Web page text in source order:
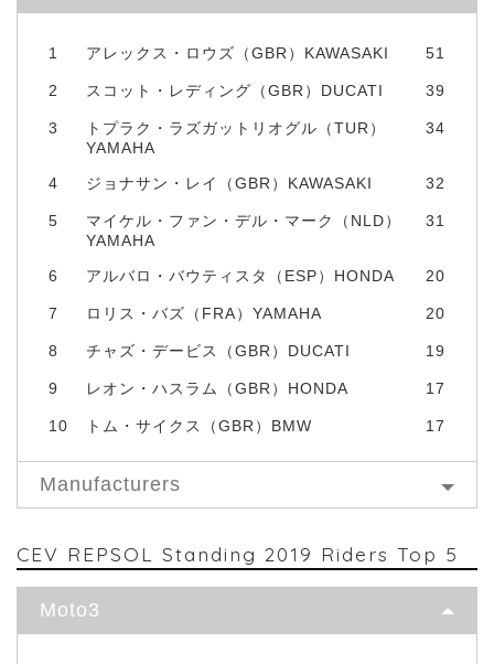
1 アレックス・ロウズ（GBR）KAWASAKI 51
2 スコット・レディング（GBR）DUCATI 39
3
トプラク・ラズガットリオグル（TUR）
YAMAHA
34
4 ジョナサン・レイ（GBR）KAWASAKI 32
5
マイケル・ファン・デル・マーク（NLD）
YAMAHA
31
6 アルバロ・バウティスタ（ESP）HONDA 20
7 ロリス・バズ（FRA）YAMAHA 20
8 チャズ・デービス（GBR）DUCATI 19
9 レオン・ハスラム（GBR）HONDA 17
10 トム・サイクス（GBR）BMW 17
Manufacturers
CEV REPSOL Standing 2019 Riders Top 5
Moto3